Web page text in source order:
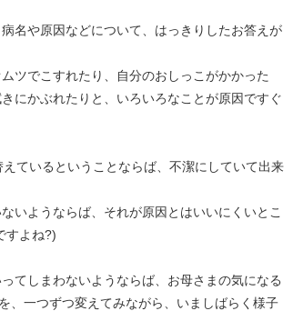
名や原因などについて、はっきりしたお答えが
ツでこすれたり、自分のおしっこがかかった
にかぶれたりと、いろいろなことが原因ですぐ
ているということならば、不潔にしていて出来
いようならば、それが原因とはいいにくいとこ
すよね?)
てしまわないようならば、お母さまの気になる
、一つずつ変えてみながら、いましばらく様子